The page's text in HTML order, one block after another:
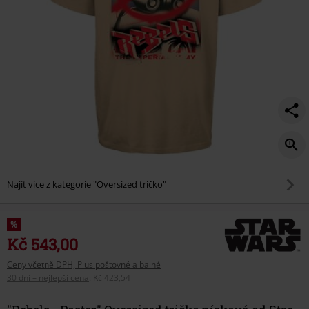
Najít více z kategorie "Oversized tričko"
%
Kč 543,00
Ceny včetně DPH, Plus poštovné a balné
30 dní – nejlepší cena
Kč 423,54